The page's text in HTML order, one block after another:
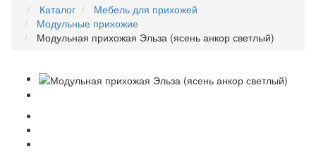
Каталог
Мебель для прихожей
Модульные прихожие
Модульная прихожая Эльза (ясень анкор светлый)